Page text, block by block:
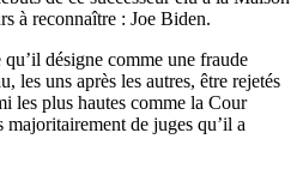
à reconnaître : Joe Biden.
désigne comme une fraude
les uns après les autres, être rejetés
les plus hautes comme la Cour
majoritairement de juges qu’il a